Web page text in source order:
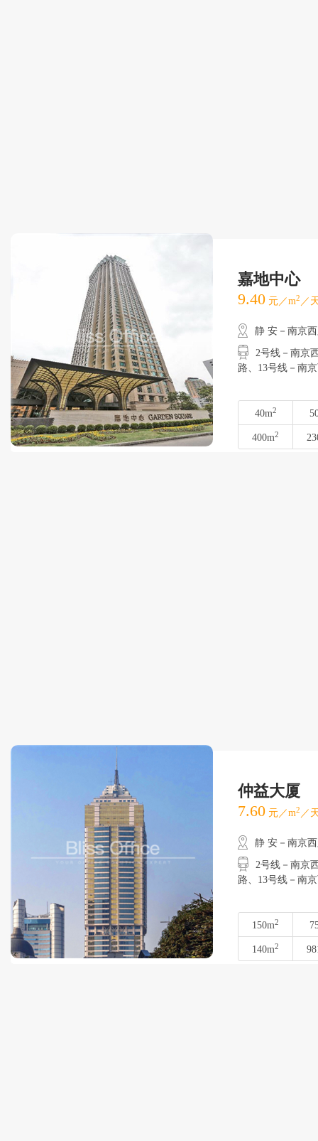
嘉地中心
9.40 元／m2 ／
静 安－南京
2号线－南京
路、13号线－南
40m2
400m2
仲益大厦
7.60 元／m2 ／
静 安－南京
2号线－南京西
路、13号线－南
150m2
140m2